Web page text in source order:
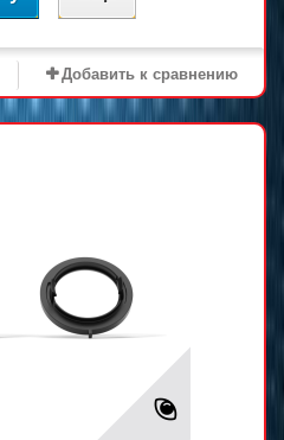
Добавить к сравнению